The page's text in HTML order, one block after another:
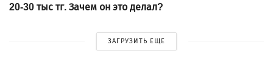
20-30 тыс тг. Зачем он это делал?
ЗАГРУЗИТЬ ЕЩЕ